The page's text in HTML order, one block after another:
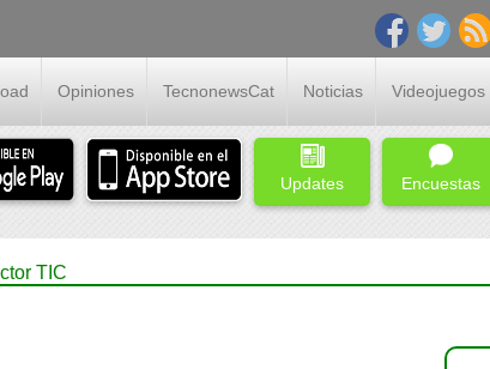
Opiniones TecnonewsCat Noticias Videojuegos
Updates Encuestas
TIC